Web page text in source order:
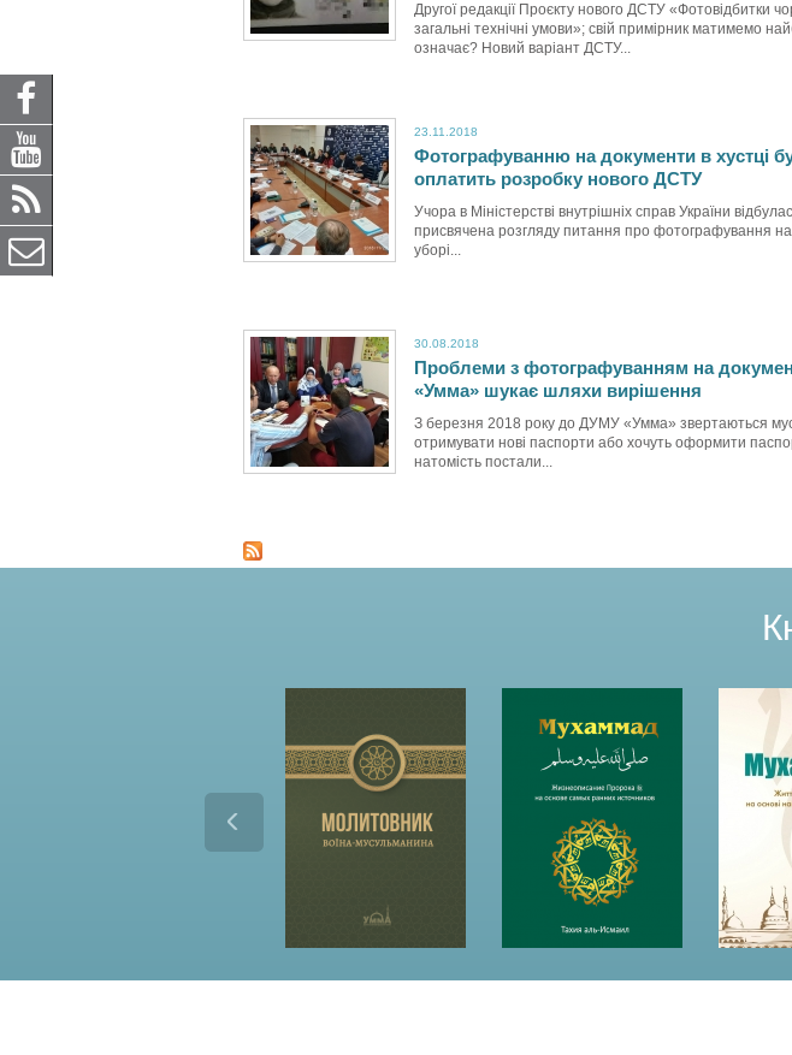
Другої редакції Проєкту нового ДСТУ «Фотовідбитки
загальні технічні умови»; свій примірник матимемо
означає? Новий варіант ДСТУ...
23.11.2018
Фотографуванню на документи в хустці
оплатить розробку нового ДСТУ
Учора в Міністерстві внутрішніх справ України
присвячена розгляду питання про фотографування
уборі...
30.08.2018
Проблеми з фотографуванням на
«Умма» шукає шляхи вирішення
З березня 2018 року до ДУМУ «Умма» звертаються
отримувати нові паспорти або хочуть оформити
натомість постали...